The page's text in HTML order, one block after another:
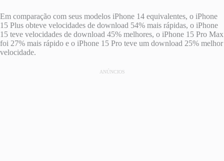
Em comparação com seus modelos ‌iPhone 14‌ equivalentes, o ‌iPhone
15‌ Plus obteve velocidades de download 54% mais rápidas, o ‌iPhone
15‌ teve velocidades de download 45% melhores, o iPhone 15 Pro Max
foi 27% mais rápido e o ‌iPhone 15 Pro‌ teve um download 25% melhor
velocidade.
ANÚNCIOS